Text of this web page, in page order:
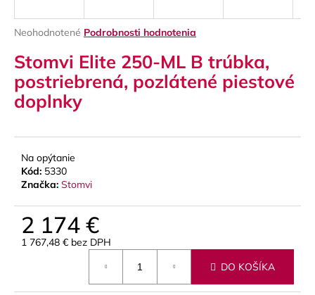
Priemerné
produktu
je
0,0
z
5
Neohodnotené Podrobnosti hodnotenia
Stomvi Elite 250-ML B trúbka,
postriebrená, pozlátené piestové
doplnky
Na opýtanie
Kód: 5330
Značka: Stomvi
2 174 €
1 767,48 € bez DPH
DO KOŠÍKA
ť
?
O
d
ú
m